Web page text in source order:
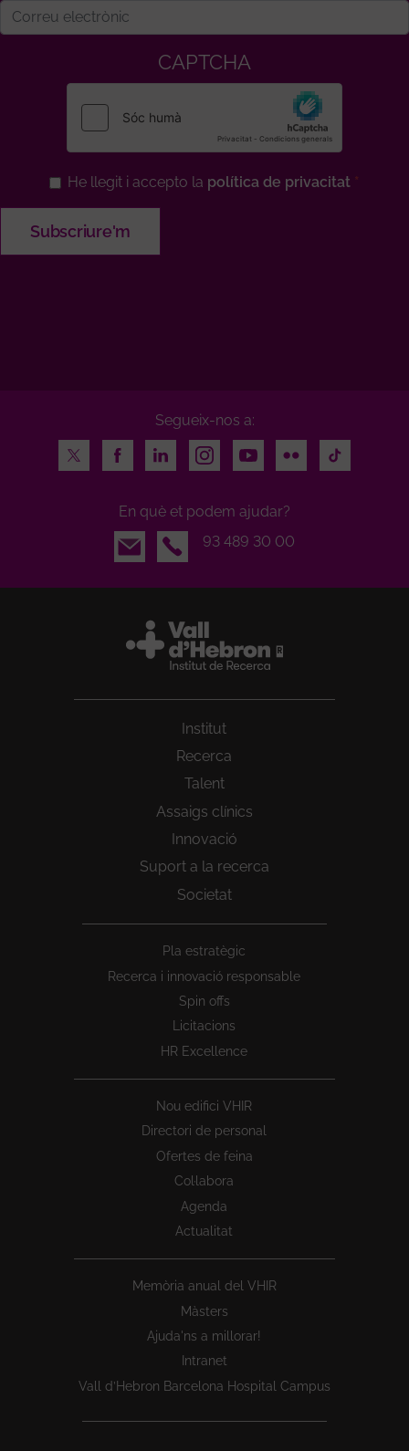
CAPTCHA
He llegit i accepto la política de privacitat
Segueix-nos a:
Twitter
FacebookLinkedInInstagramYoutubeFlickr TikTok
En què et podem ajudar?
Email
93 489 30 00
Institut
Recerca
Talent
Assaigs clínics
Innovació
Suport a la recerca
Societat
Pla estratègic
Recerca i innovació responsable
Spin offs
Licitacions
HR Excellence
Nou edifici VHIR
Directori de personal
Ofertes de feina
Col·labora
Agenda
Actualitat
Memòria anual del VHIR
Màsters
Ajuda'ns a millorar!
Intranet
Vall d’Hebron Barcelona Hospital Campus